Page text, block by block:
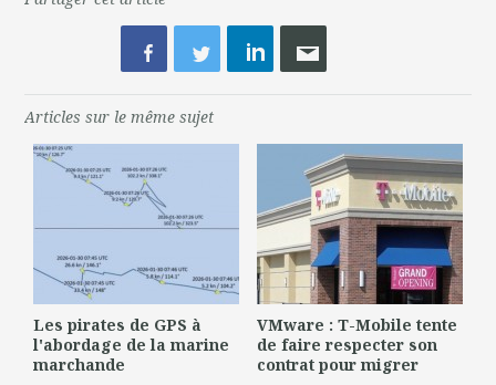
Articles sur le même sujet
Les pirates de GPS à
l'abordage de la marine
marchande
VMware : T-Mobile tente
de faire respecter son
contrat pour migrer